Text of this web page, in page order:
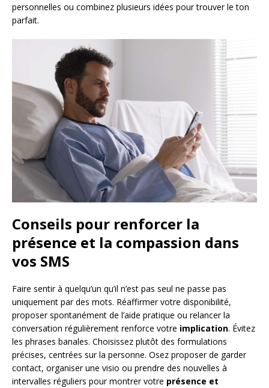
personnelles ou combinez plusieurs idées pour trouver le ton
parfait.
Conseils pour renforcer la
présence et la compassion dans
vos SMS
Faire sentir à quelqu’un qu’il n’est pas seul ne passe pas
uniquement par des mots. Réaffirmer votre disponibilité,
proposer spontanément de l’aide pratique ou relancer la
conversation régulièrement renforce votre implication. Évitez
les phrases banales. Choisissez plutôt des formulations
précises, centrées sur la personne. Osez proposer de garder
contact, organiser une visio ou prendre des nouvelles à
intervalles réguliers pour montrer votre présence et